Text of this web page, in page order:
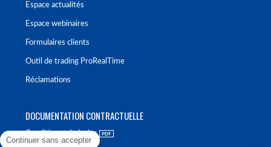
Espace actualités
Espace webinaires
Formulaires clients
Outil de trading ProRealTime
Réclamations
DOCUMENTATION CONTRACTUELLE
Conditions générales
Continuer sans accepter